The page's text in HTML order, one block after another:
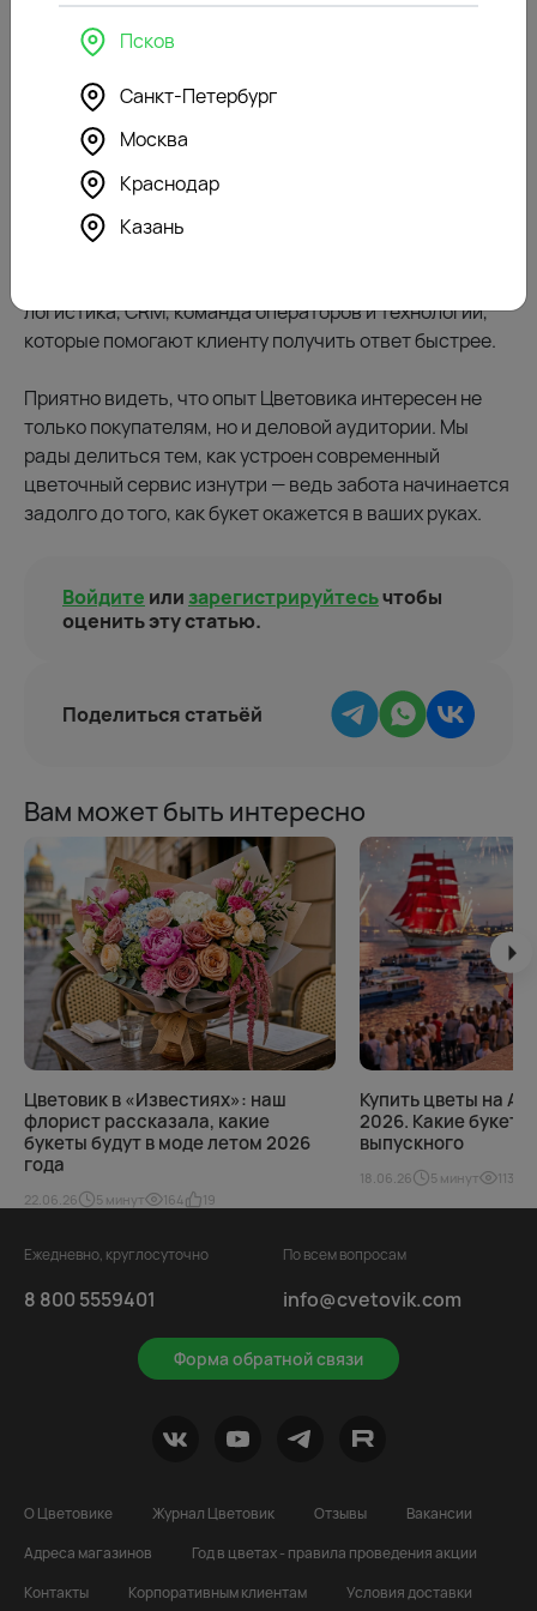
решение. ИИ берёт на себя рутину, чтобы у команды
оставалось больше времени на такие разговоры.
И для нас важно сохранять этот баланс.
Публикация особенно ценна, потому что она
показывает Цветовик не только как сеть цветочных
магазинов, но и как компанию, которая внимательно
логистика, CRM, команда операторов и технологии,
которые помогают клиенту получить ответ быстрее.
Приятно видеть, что опыт Цветовика интересен не
только покупателям, но и деловой аудитории. Мы
рады делиться тем, как устроен современный
цветочный сервис изнутри — ведь забота начинается
задолго до того, как букет окажется в ваших руках.
Войдите илизарегистрируйтесьчтобы
оценить эту статью.
Поделиться статьёй
Вам может быть интересно
Цветовик в «Известиях»: наш
флорист рассказала, какие
букеты будут в моде летом 2026
года
22.06.26 5 минут 164 19
Купить цветы на
2026. Какие
выпускного
18.06.26 5 минут 113
Ежедневно, круглосуточно
8 800 5559401
Форма обратной связи
По всем вопросам
info@cvetovik.com
О Цветовике Журнал Цветовик Отзывы
Вакансии
Адреса магазинов
Год в цветах - правила проведения акции
Контакты
Корпоративным клиентам Условия доставки
Псков
Санкт-Петербург
Москва
Краснодар
Казань